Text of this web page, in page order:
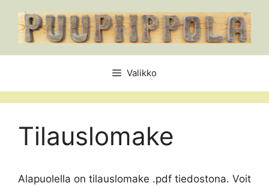
sisältöön
Valikko
Tilauslomake
Alapuolella on tilauslomake .pdf tiedostona. Voit